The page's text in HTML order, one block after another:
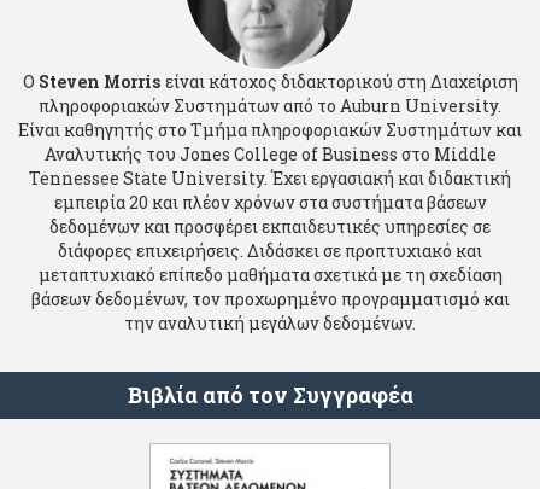
Ο Steven Morris είναι κάτοχος διδακτορικού στη Διαχείριση
πληροφοριακών Συστημάτων από το Auburn University.
Είναι καθηγητής στο Τμήμα πληροφοριακών Συστημάτων και
Αναλυτικής του Jones College of Business στο Middle
Tennessee State University. Έχει εργασιακή και διδακτική
εμπειρία 20 και πλέον χρόνων στα συστήματα βάσεων
δεδομένων και προσφέρει εκπαιδευτικές υπηρεσίες σε
διάφορες επιχειρήσεις. Διδάσκει σε προπτυχιακό και
μεταπτυχιακό επίπεδο μαθήματα σχετικά με τη σχεδίαση
βάσεων δεδομένων, τον προχωρημένο προγραμματισμό και
την αναλυτική μεγάλων δεδομένων.
Βιβλία από τον Συγγραφέα